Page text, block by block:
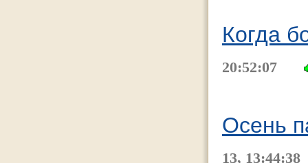
Когда
20:52:07
Осень
13, 13:44:38